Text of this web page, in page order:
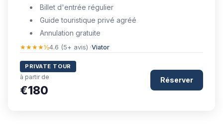
Billet d'entrée régulier
Guide touristique privé agréé
Annulation gratuite
★★★★½4.6 (5+ avis) ·Viator
PRIVATE TOUR
à partir de
€180
Réserver